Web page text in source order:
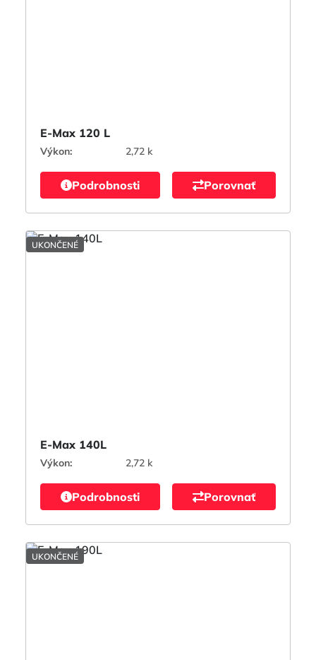
E-Max 120 L
Výkon: 2,72 k
Podrobnosti Porovnať
UKONČENÉ
E-Max 140L
Výkon: 2,72 k
Podrobnosti Porovnať
UKONČENÉ